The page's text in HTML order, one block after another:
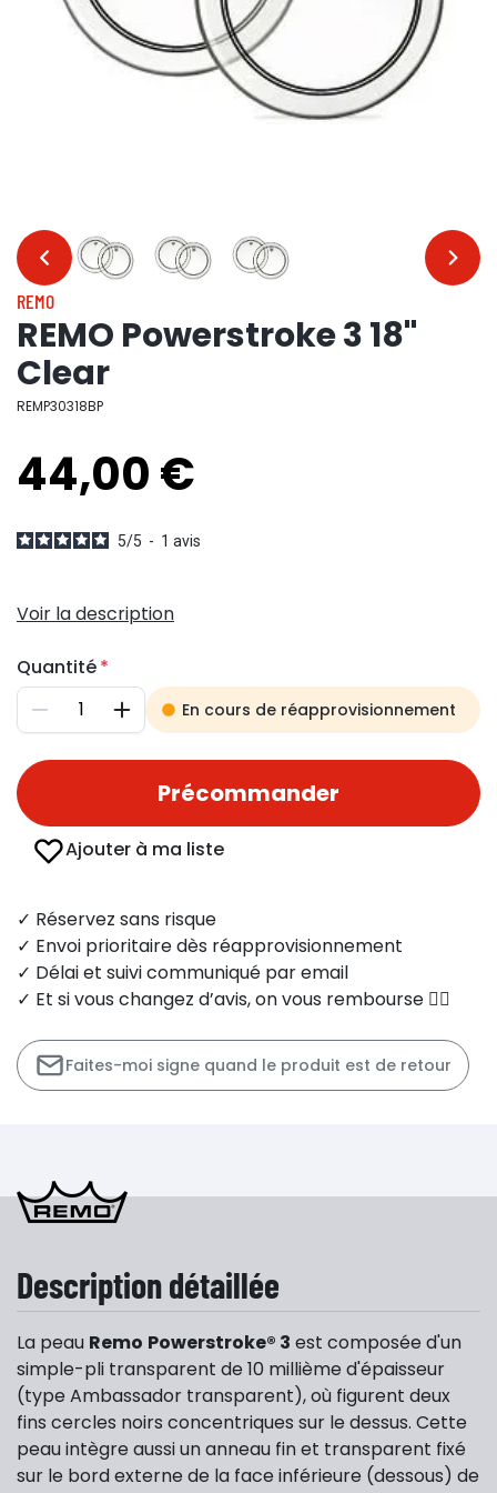
… …
REMO
REMO Powerstroke 3 18"
Clear
REMP30318BP
44,00 €
5/5 - 1 avis
Voir la description
Quantité
Diminuer AugmenterEn cours de réapprovisionnement
Précommander
Ajouter à ma liste
✓ Réservez sans risque
✓ Envoi prioritaire dès réapprovisionnement
✓ Délai et suivi communiqué par email
✓ Et si vous changez d’avis, on vous rembourse 👍🏻
Faites-moi signe quand le produit est de retour
Description détaillée
La peau Remo Powerstroke® 3 est composée d'un
simple-pli transparent de 10 millième d'épaisseur
(type Ambassador transparent), où figurent deux
fins cercles noirs concentriques sur le dessus. Cette
peau intègre aussi un anneau fin et transparent fixé
sur le bord externe de la face inférieure (dessous) de